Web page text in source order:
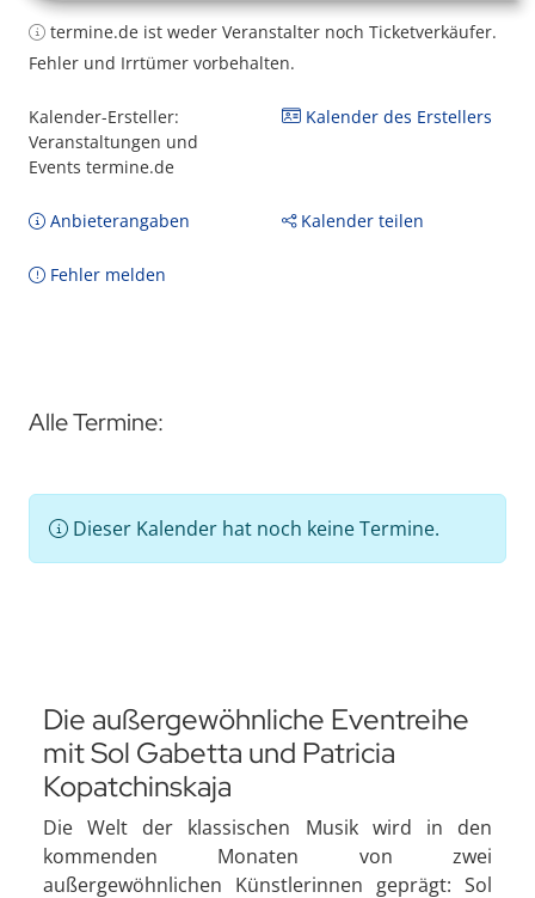
termine.de ist weder Veranstalter noch Ticketverkäufer.
Fehler und Irrtümer vorbehalten.
Kalender-Ersteller:
Veranstaltungen und
Events termine.de
Kalender des Erstellers
Anbieterangaben Kalender teilen
Fehler melden
Alle Termine:
Dieser Kalender hat noch keine Termine.
Die außergewöhnliche Eventreihe
mit Sol Gabetta und Patricia
Kopatchinskaja
Die Welt der klassischen Musik wird in den
kommenden Monaten von zwei
außergewöhnlichen Künstlerinnen geprägt: Sol